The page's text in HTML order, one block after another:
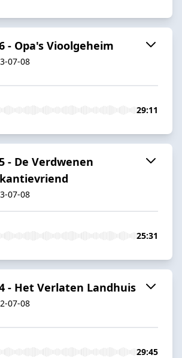
- Opa's Vioolgeheim
07-08
29:11
- De Verdwenen
07-08
25:31
- Het Verlaten Landhuis
07-08
29:45